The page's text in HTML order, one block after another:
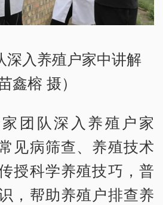
深入养殖户家中讲解
苗鑫榕 摄）
团队深入养殖户家
见病筛查、养殖技术
授科学养殖技巧，普
，帮助养殖户排查养